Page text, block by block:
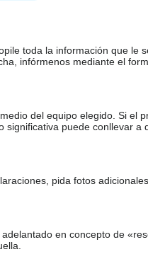
toda la información que le
infórmenos mediante el
del equipo elegido. Si el
puede conllevar a
pida fotos
en concepto de